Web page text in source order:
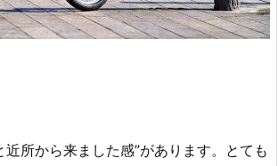
近所から来ました感”があります。とても